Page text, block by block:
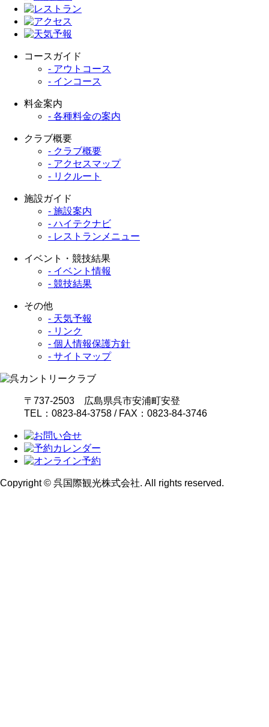
コースガイド
- アウトコース
- インコース
料金案内
- 各種料金の案内
クラブ概要
- クラブ概要
- アクセスマップ
- リクルート
施設ガイド
- 施設案内
- ハイテクナビ
- レストランメニュー
イベント・競技結果
- イベント情報
- 競技結果
その他
- 天気予報
- リンク
- 個人情報保護方針
- サイトマップ
〒737-2503 広島県呉市安浦町安登
TEL：0823-84-3758 / FAX：0823-84-3746
Copyright © 呉国際観光株式会社. All rights reserved.